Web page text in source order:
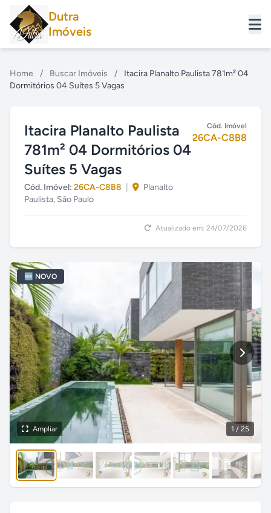
Dutra
Imóveis
Home / Buscar Imóveis /
Itacira Planalto Paulista 781m² 04
Dormitórios 04 Suítes 5 Vagas
Itacira Planalto Paulista
781m² 04 Dormitórios 04
Suítes 5 Vagas
Cód. Imóvel: 26CA-C8B8
Planalto
Paulista, São Paulo
Cód. Imóvel
26CA-C8B8
Atualizado em: 24/07/2026
1 / 25
🆕 NOVO
Ampliar